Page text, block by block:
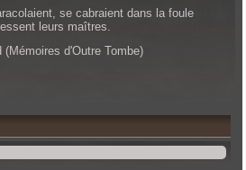
se cabraient dans la foule
leurs maîtres.
(Mémoires d'Outre Tombe)